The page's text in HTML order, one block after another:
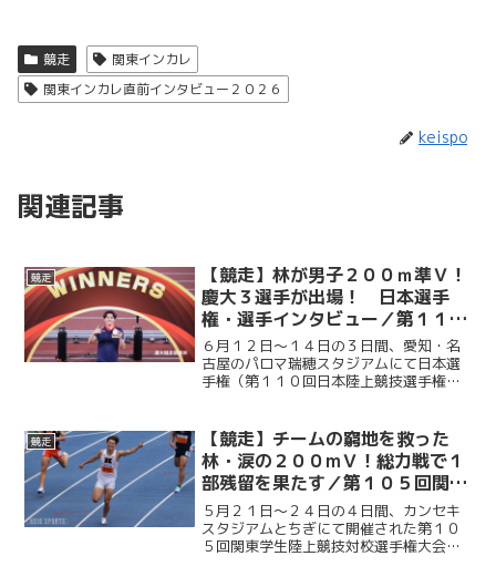
競走
関東インカレ
関東インカレ直前インタビュー２０２６
keispo
関連記事
競走
【競走】林が男子２００ｍ準Ｖ！
慶大３選手が出場！ 日本選手
権・選手インタビュー／第１１０
回日本陸上競技選手権大会
６月１２日～１４日の３日間、愛知・名
古屋のパロマ瑞穂スタジアムにて日本選
手権（第１１０回日本陸上競技選手権大
１５００ｍに成沢翔英（環４・山梨学
院）、女子やり投に倉田紗優...
競走
【競走】チームの窮地を救った
林・涙の２００mＶ！総力戦で１
部残留を果たす／第１０５回関東
学生陸上競技対校選手権大会
５月２１日〜２４日の４日間、カンセキ
スタジアムとちぎにて開催された第１０
５回関東学生陸上競技対校選手権大会。